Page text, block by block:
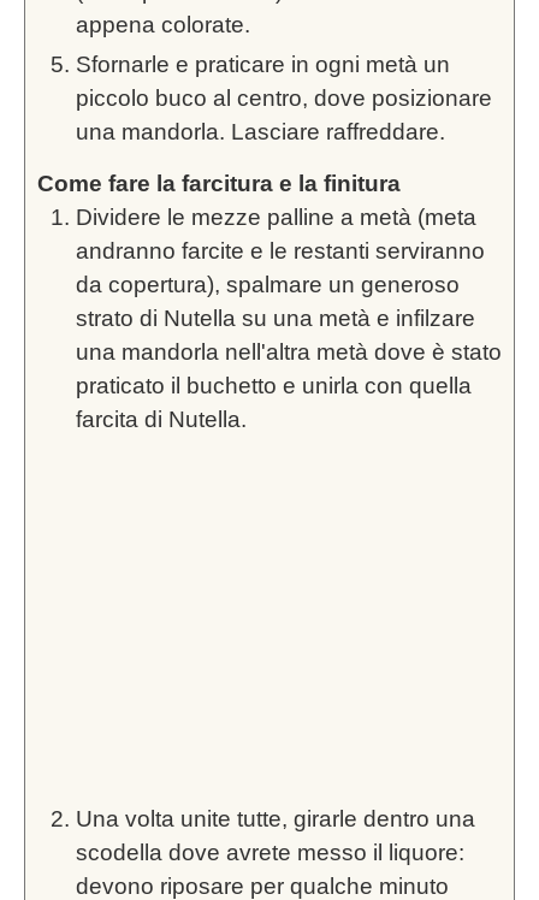
appena colorate.
Sfornarle e praticare in ogni metà un
piccolo buco al centro, dove posizionare
una mandorla. Lasciare raffreddare.
Come fare la farcitura e la finitura
Dividere le mezze palline a metà (meta
andranno farcite e le restanti serviranno
da copertura), spalmare un generoso
strato di Nutella su una metà e infilzare
una mandorla nell'altra metà dove è stato
praticato il buchetto e unirla con quella
farcita di Nutella.
Una volta unite tutte, girarle dentro una
scodella dove avrete messo il liquore:
devono riposare per qualche minuto